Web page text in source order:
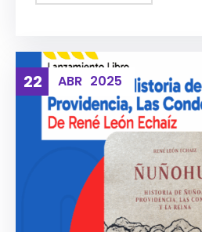
22 ABR 2025